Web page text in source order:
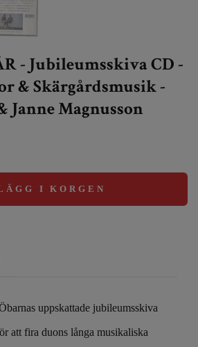
- Jubileumsskiva CD -
& Skärgårdsmusik -
Janne Magnusson
I KORGEN
uppskattade jubileumsskiva
att fira duons långa musikaliska